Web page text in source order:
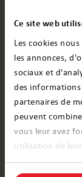
Ce site web
Les cookies
les annonces,
sociaux et
des
partenaires de
peuvent
vous leur avez
utilisation de
Nous
la
votre